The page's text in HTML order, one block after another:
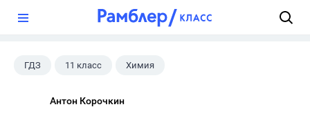
ГДЗ 11 класс Химия
Антон Корочкин